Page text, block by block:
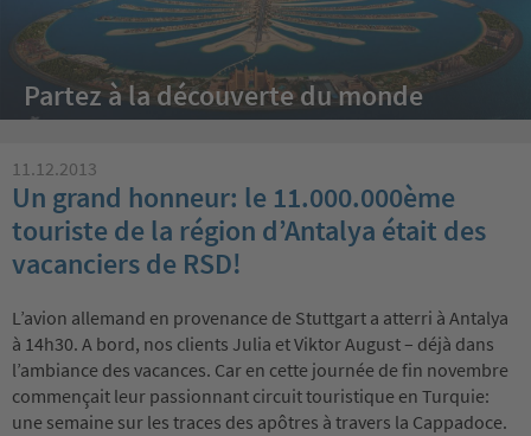
Partez à la découverte du monde
11.12.2013
Un grand honneur: le 11.000.000ème
touriste de la région d’Antalya était des
vacanciers de RSD!
L’avion allemand en provenance de Stuttgart a atterri à Antalya
à 14h30. A bord, nos clients Julia et Viktor August – déjà dans
l’ambiance des vacances. Car en cette journée de fin novembre
commençait leur passionnant circuit touristique en Turquie:
une semaine sur les traces des apôtres à travers la Cappadoce.